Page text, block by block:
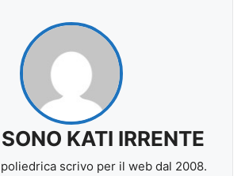
KATI IRRENTE
scrivo per il web dal 2008.